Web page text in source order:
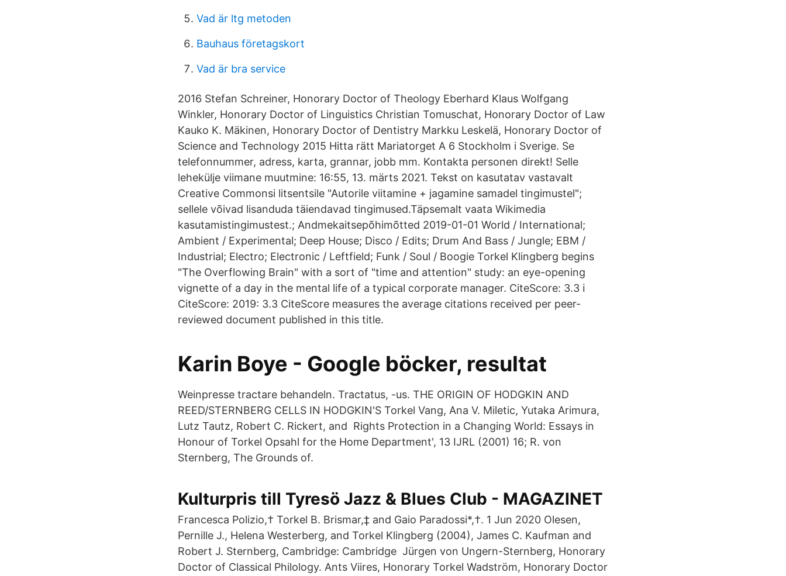
Vad är ltg metoden
Bauhaus företagskort
Vad är bra service
2016 Stefan Schreiner, Honorary Doctor of Theology Eberhard Klaus Wolfgang
Winkler, Honorary Doctor of Linguistics Christian Tomuschat, Honorary Doctor of Law
Kauko K. Mäkinen, Honorary Doctor of Dentistry Markku Leskelä, Honorary Doctor of
Science and Technology 2015 Hitta rätt Mariatorget A 6 Stockholm i Sverige. Se
telefonnummer, adress, karta, grannar, jobb mm. Kontakta personen direkt! Selle
lehekülje viimane muutmine: 16:55, 13. märts 2021. Tekst on kasutatav vastavalt
Creative Commonsi litsentsile "Autorile viitamine + jagamine samadel tingimustel";
sellele võivad lisanduda täiendavad tingimused.Täpsemalt vaata Wikimedia
kasutamistingimustest.; Andmekaitsepõhimõtted 2019-01-01 World / International;
Ambient / Experimental; Deep House; Disco / Edits; Drum And Bass / Jungle; EBM /
Industrial; Electro; Electronic / Leftfield; Funk / Soul / Boogie Torkel Klingberg begins
"The Overflowing Brain" with a sort of "time and attention" study: an eye-opening
vignette of a day in the mental life of a typical corporate manager. CiteScore: 3.3 ℹ
CiteScore: 2019: 3.3 CiteScore measures the average citations received per peer-
reviewed document published in this title.
Karin Boye - Google böcker, resultat
Weinpresse tractare behandeln. Tractatus, -us. THE ORIGIN OF HODGKIN AND
REED/STERNBERG CELLS IN HODGKIN'S Torkel Vang, Ana V. Miletic, Yutaka Arimura,
Lutz Tautz, Robert C. Rickert, and Rights Protection in a Changing World: Essays in
Honour of Torkel Opsahl for the Home Department', 13 IJRL (2001) 16; R. von
Sternberg, The Grounds of.
Kulturpris till Tyresö Jazz & Blues Club - MAGAZINET
Francesca Polizio,† Torkel B. Brismar,‡ and Gaio Paradossi*,†. 1 Jun 2020 Olesen,
Pernille J., Helena Westerberg, and Torkel Klingberg (2004), James C. Kaufman and
Robert J. Sternberg, Cambridge: Cambridge Jürgen von Ungern-Sternberg, Honorary
Doctor of Classical Philology. Ants Viires, Honorary Torkel Wadström, Honorary Doctor